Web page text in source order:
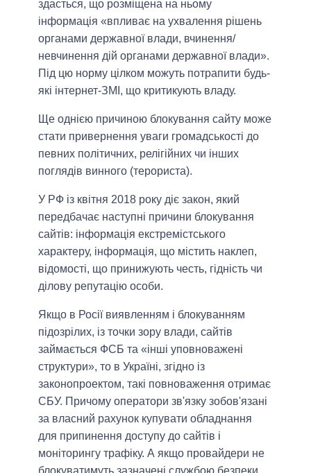
здасться, що розміщена на ньому
інформація «впливає на ухвалення рішень
органами державної влади, вчинення/
невчинення дій органами державної влади».
Під цю норму цілком можуть потрапити будь-
які інтернет-ЗМІ, що критикують владу.
Ще однією причиною блокування сайту може
стати привернення уваги громадськості до
певних політичних, релігійних чи інших
поглядів винного (терориста).
У РФ із квітня 2018 року діє закон, який
передбачає наступні причини блокування
сайтів: інформація екстремістського
характеру, інформація, що містить наклеп,
відомості, що принижують честь, гідність чи
ділову репутацію особи.
Якщо в Росії виявленням і блокуванням
підозрілих, із точки зору влади, сайтів
займається ФСБ та «інші уповноважені
структури», то в Україні, згідно із
законопроектом, такі повноваження отримає
СБУ. Причому оператори зв'язку зобов'язані
за власний рахунок купувати обладнання
для припинення доступу до сайтів і
моніторингу трафіку. А якщо провайдери не